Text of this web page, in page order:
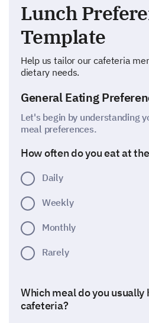
Lunch
Template
Help us tailor our cafeteria
dietary needs.
General Eating
Let's begin by understanding
meal preferences.
How often do you eat at
Daily
Weekly
Monthly
Rarely
Which meal do you usually
cafeteria?